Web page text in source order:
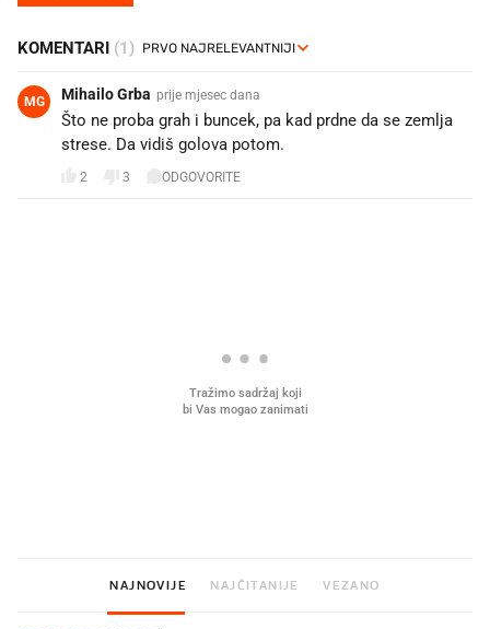
KOMENTARI (1)
MG Mihailo Grba prije mjesec dana
Što ne proba grah i buncek, pa kad prdne da se zemlja
strese. Da vidiš golova potom.
2 3 ODGOVORITE
NAJNOVIJE NAJČITANIJE VEZANO